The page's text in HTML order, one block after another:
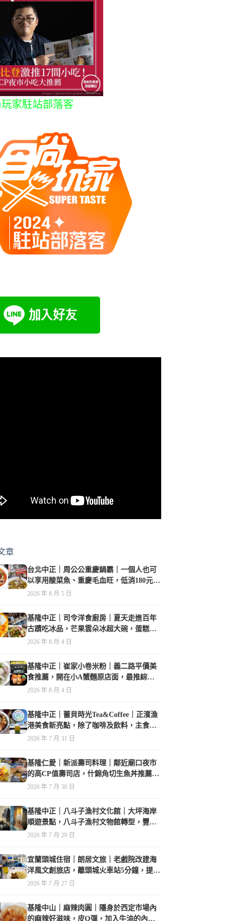
家駐站部落客
章
台北中正｜周公公重慶鍋霸｜一個人也可
以享用酸菜魚、重慶毛血旺，低消180元，
珍珠奶茶免費喝到爽
2026 年 8 月 5 日
基隆中正｜司令洋食廚房｜夏天走進百年
古蹟吃冰品，芒果雲朵冰超大碗，蛋糕、
甜點及炸物都在水準之上
2026 年 8 月 4 日
基隆中正｜崔家小卷米粉｜義二路平價美
食推薦，開在小A蟹麵原店面，最推綜合
海鮮麵
2026 年 8 月 4 日
基隆中正｜蕾貝時光Tea&Coffee｜正濱漁
港美食新亮點，除了咖啡及飲料，主食也
很有特色
2026 年 7 月 31 日
基隆仁愛｜新派壽司料理｜鄰近廟口夜市
的高CP值壽司店，什錦角切生魚丼推薦必
點
2026 年 7 月 30 日
基隆中正｜八斗子漁村文化館｜大坪海岸
順遊景點，八斗子漁村文物館轉型，豐富
的漁業文物，值得走訪
2026 年 7 月 29 日
宜蘭頭城住宿｜朗居文旅｜老戲院改建海
洋風文創旅店，離頭城火車站5分鐘，提供
免費夜間宵夜，親子遊戲空間
2026 年 7 月 27 日
基隆中山｜麻辣肉圓｜隱身於西定市場內
的麻辣好滋味，皮Q彈，加入牛油的內餡